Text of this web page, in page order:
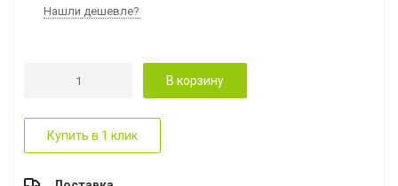
Нашли дешевле?
В корзину
Купить в 1 клик